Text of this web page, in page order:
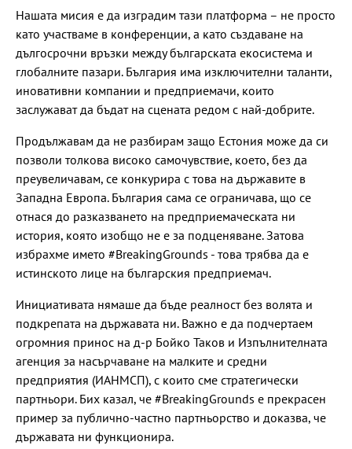
Нашата мисия е да изградим тази платформа – не просто
като участваме в конференции, а като създаване на
дългосрочни връзки между българската екосистема и
глобалните пазари. България има изключителни таланти,
иновативни компании и предприемачи, които
заслужават да бъдат на сцената редом с най-добрите.
Продължавам да не разбирам защо Естония може да си
позволи толкова високо самочувствие, което, без да
преувеличавам, се конкурира с това на държавите в
Западна Европа. България сама се ограничава, що се
отнася до разказването на предприемаческата ни
история, която изобщо не е за подценяване. Затова
избрахме името #BreakingGrounds - това трябва да е
истинското лице на българския предприемач.
Инициативата нямаше да бъде реалност без волята и
подкрепата на държавата ни. Важно е да подчертаем
огромния принос на д-р Бойко Таков и Изпълнителната
агенция за насърчаване на малките и средни
предприятия (ИАНМСП), с които сме стратегически
партньори. Бих казал, че #BreakingGrounds е прекрасен
пример за публично-частно партньорство и доказва, че
държавата ни функционира.